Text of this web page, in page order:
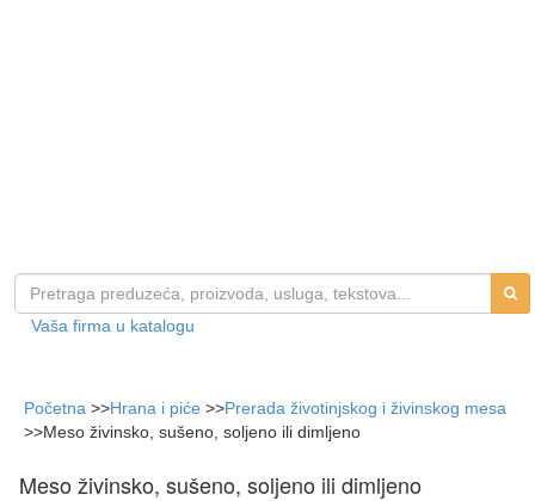
Vaša firma u katalogu
Početna >>Hrana i piće >>Prerada životinjskog i živinskog mesa
>>Meso živinsko, sušeno, soljeno ili dimljeno
Meso živinsko, sušeno, soljeno ili dimljeno